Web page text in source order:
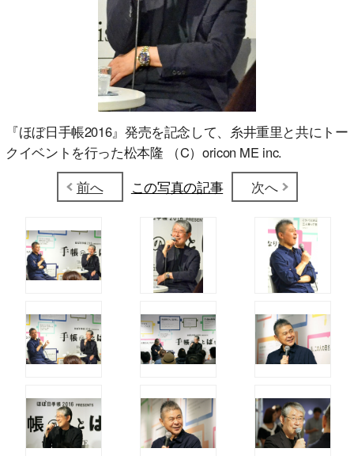
『ほぼ日手帳2016』発売を記念して、糸井重里と共にトー
クイベントを行った松本隆 （C）oricon ME inc.
前へ
この写真の記事 次へ